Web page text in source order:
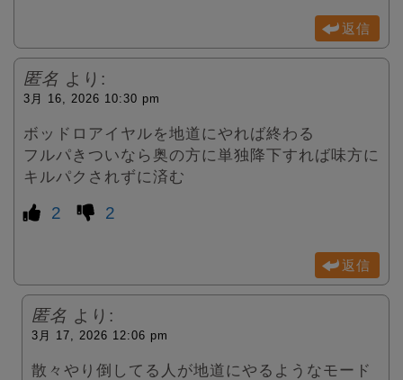
返信
匿名 より:
3月 16, 2026 10:30 pm
ボッドロアイヤルを地道にやれば終わる
フルパきついなら奥の方に単独降下すれば味方に
キルパクされずに済む
2 2
返信
匿名 より:
3月 17, 2026 12:06 pm
散々やり倒してる人が地道にやるようなモード